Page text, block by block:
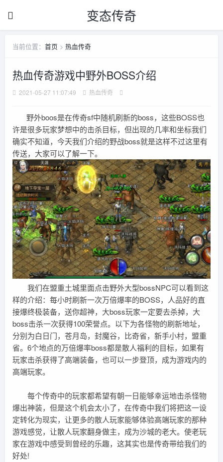
变态传奇
当前位置： 首页 > 热血传奇
热血传奇游戏中野外BOSS介绍
2021-05-27 11:07:49 热血传奇
野外boos是在传奇sf中随机刷新的boss，这些BOSS也
许是很多玩家梦想中的击杀目标，但出现的几率和坐标我们
确实不知道，今天我们介绍的野战boss就是这样不过这里有
传送，大家可以了解一下。
我们在盟重土城里面点击野外大型bossNPC可以看到这
样的介绍：每小时刷新一次万倍爆率的BOSS，人品好的直
接爆终极装备，送你超神，大boss玩家一定要去杀掉，大
boss击杀一次获得100荣誉点。以下为各怪物的刷新地址，
分别为白日门，苍月岛，封魔谷，比奇省，新手小村，盟重
省。6个地点的万倍爆率boss都是散人福利的目标，如果有
玩家击杀获得了高端装备，也可以一步登顶，成为游戏内的
高端玩家。
每个传奇中的玩家都希望有朝一日能够幸运地击杀怪物
爆出神装，但是这个机会太小了，在传奇中我们将把这一设
定转化为现实，让更多的散人玩家能够体验高端玩家的那种
游戏感觉，让散人玩家翻身做主，成为沙城的老大。使老玩
家在游戏中感受到曾经的乐趣，这其实也是传奇带给我们的
好处!